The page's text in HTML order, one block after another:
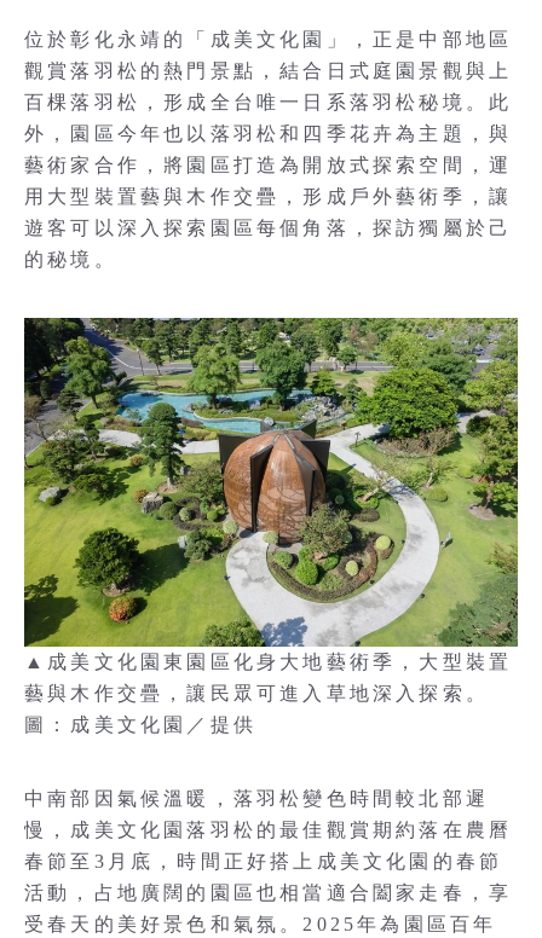
位於彰化永靖的「成美文化園」，正是中部地區
觀賞落羽松的熱門景點，結合日式庭園景觀與上
百棵落羽松，形成全台唯一日系落羽松秘境。此
外，園區今年也以落羽松和四季花卉為主題，與
藝術家合作，將園區打造為開放式探索空間，運
用大型裝置藝與木作交疊，形成戶外藝術季，讓
遊客可以深入探索園區每個角落，探訪獨屬於己
的秘境。
▲成美文化園東園區化身大地藝術季，大型裝置
藝與木作交疊，讓民眾可進入草地深入探索。
圖：成美文化園／提供
中南部因氣候溫暖，落羽松變色時間較北部遲
慢，成美文化園落羽松的最佳觀賞期約落在農曆
春節至3月底，時間正好搭上成美文化園的春節
活動，占地廣闊的園區也相當適合闔家走春，享
受春天的美好景色和氣氛。2025年為園區百年